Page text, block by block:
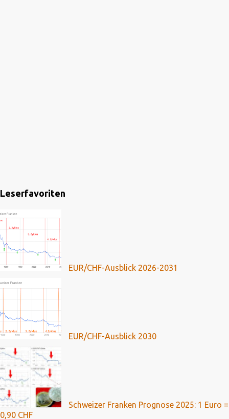
Leserfavoriten
EUR/CHF-Ausblick 2026-2031
EUR/CHF-Ausblick 2030
Schweizer Franken Prognose 2025: 1 Euro =
0,90 CHF